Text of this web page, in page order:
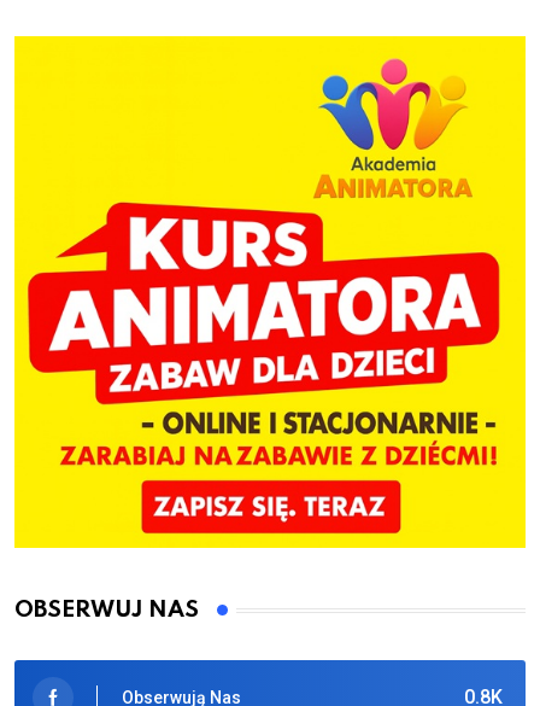
OBSERWUJ NAS
0.8K
Obserwują Nas